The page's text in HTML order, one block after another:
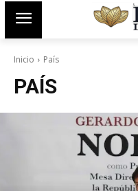
Inicio País
PAÍS